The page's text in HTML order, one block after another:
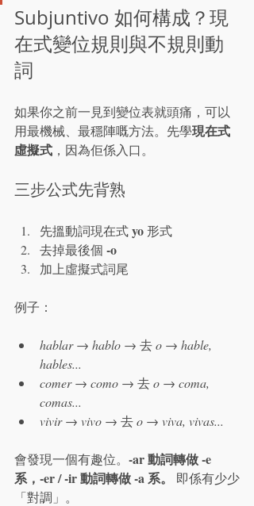
Subjuntivo 如何構成？現
在式變位規則與不規則動
詞
如果你之前一見到變位表就頭痛，可以
用最機械、最穩陣嘅方法。先學現在式
虛擬式 ，因為佢係入口。
三步公式先背熟
先搵動詞現在式 yo 形式
去掉最後個 -o
加上虛擬式詞尾
例子：
hablar → hablo → 去 o → hable,
hables...
comer → como → 去 o → coma,
comas...
vivir → vivo → 去 o → viva, vivas...
會發現一個有趣位。 -ar 動詞轉做 -e
系，-er / -ir 動詞轉做 -a 系。
即係有少少
「對調」。